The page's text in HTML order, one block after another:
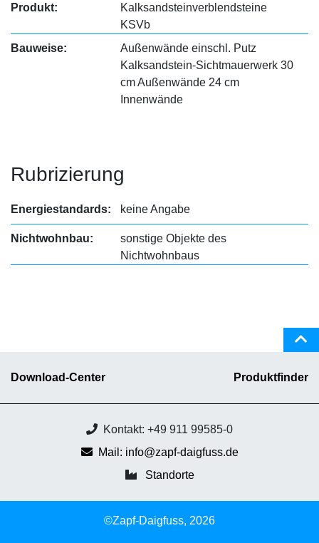
Produkt:
Kalksandsteinverblendsteine
KSVb
Bauweise:
Außenwände einschl. Putz
Kalksandstein-Sichtmauerwerk 30
cm Außenwände 24 cm
Innenwände
Rubrizierung
Energiestandards: keine Angabe
Nichtwohnbau:
sonstige Objekte des
Nichtwohnbaus
Download-Center Produktfinder
Kontakt: +49 911 99585-0
Mail: info@zapf-daigfuss.de
Standorte
©Zapf-Daigfuss, 2026